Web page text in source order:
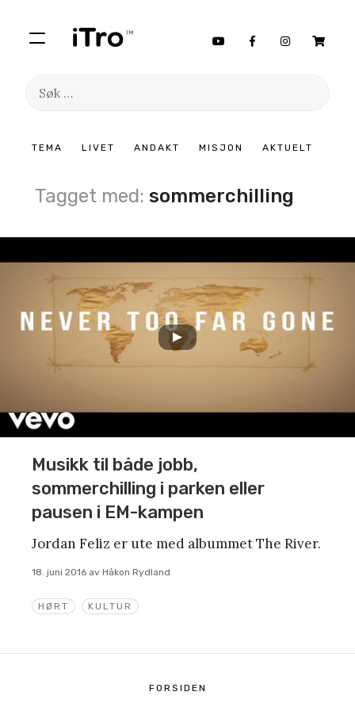
TEMA LIVET ANDAKT MISJON AKTUELT
Søk
Tagget med: sommerchilling
HØRT KULTUR
Musikk til både jobb,
sommerchilling i parken eller
pausen i EM-kampen
Jordan Feliz er ute med albummet The River.
18. juni 2016 av Håkon Rydland
FORSIDEN